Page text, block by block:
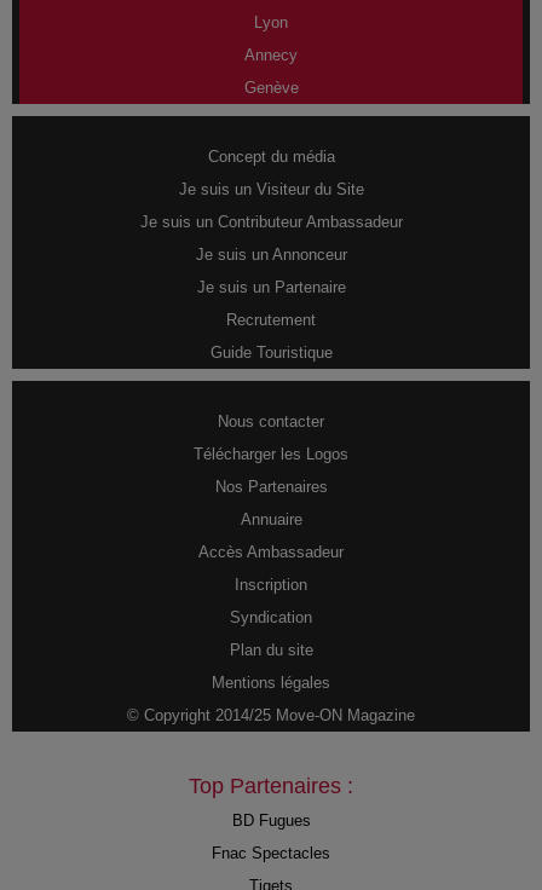
Lyon
Annecy
Genève
Concept du média
Je suis un Visiteur du Site
Je suis un Contributeur Ambassadeur
Je suis un Annonceur
Je suis un Partenaire
Recrutement
Guide Touristique
Nous contacter
Télécharger les Logos
Nos Partenaires
Annuaire
Accès Ambassadeur
Inscription
Syndication
Plan du site
Mentions légales
© Copyright 2014/25 Move-ON Magazine
Top Partenaires :
BD Fugues
Fnac Spectacles
Tiqets